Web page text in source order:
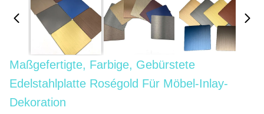
Maßgefertigte, Farbige, Gebürstete
Edelstahlplatte Roségold Für Möbel-Inlay-
Dekoration